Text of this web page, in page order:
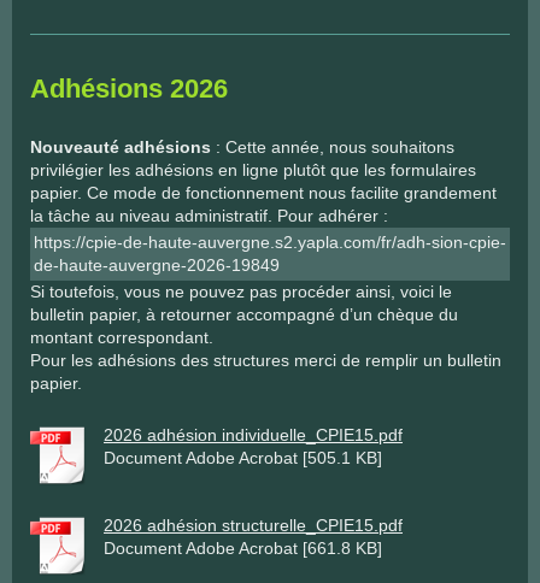
Adhésions 2026
Nouveauté adhésions : Cette année, nous souhaitons
privilégier les adhésions en ligne plutôt que les formulaires
papier. Ce mode de fonctionnement nous facilite grandement
la tâche au niveau administratif. Pour adhérer :
https://cpie-de-haute-auvergne.s2.yapla.com/fr/adh-sion-cpie-
de-haute-auvergne-2026-19849
Si toutefois, vous ne pouvez pas procéder ainsi, voici le
bulletin papier, à retourner accompagné d’un chèque du
montant correspondant.
Pour les adhésions des structures merci de remplir un bulletin
papier.
2026 adhésion individuelle_CPIE15.pdf
Document Adobe Acrobat [505.1 KB]
2026 adhésion structurelle_CPIE15.pdf
Document Adobe Acrobat [661.8 KB]